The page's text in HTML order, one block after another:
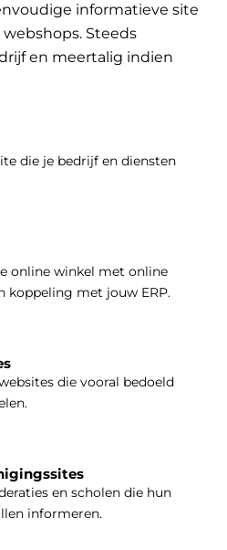
informatieve site
Steeds
en meertalig indien
die je bedrijf en diensten
online winkel met online
koppeling met jouw ERP.
die vooral bedoeld
en scholen die hun
informeren.